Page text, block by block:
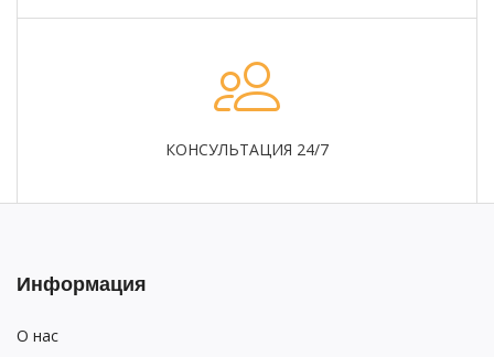
КОНСУЛЬТАЦИЯ 24/7
Информация
О нас